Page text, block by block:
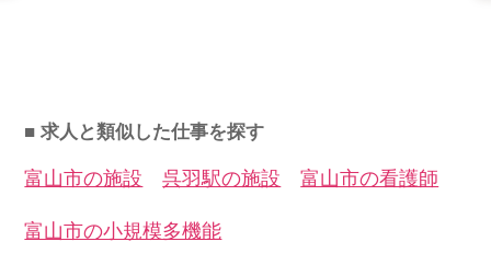
■ 求人と類似した仕事を探す
富山市の施設 呉羽駅の施設 富山市の看護師
富山市の小規模多機能